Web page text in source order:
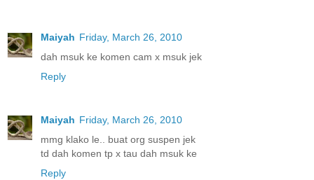
Maiyah Friday, March 26, 2010
dah msuk ke komen cam x msuk jek
Reply
Maiyah Friday, March 26, 2010
mmg klako le.. buat org suspen jek
td dah komen tp x tau dah msuk ke
Reply